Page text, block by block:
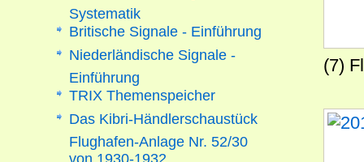
(7)
Systematik
Britische Signale - Einführung
Niederländische Signale -
Einführung
TRIX Themenspeicher
Das Kibri-Händlerschaustück
Flughafen-Anlage Nr. 52/30
von 1930-1932